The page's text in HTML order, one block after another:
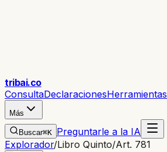
tribai.co
ConsultaDeclaracionesHerramientas
Más
Buscar⌘K Preguntarle a la IA
Explorador/Libro Quinto/Art. 781